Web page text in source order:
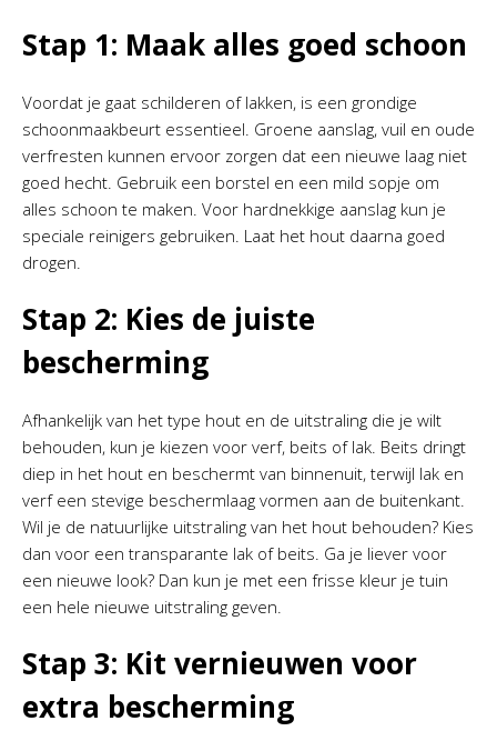
Stap 1: Maak alles goed schoon
Voordat je gaat schilderen of lakken, is een grondige
schoonmaakbeurt essentieel. Groene aanslag, vuil en oude
verfresten kunnen ervoor zorgen dat een nieuwe laag niet
goed hecht. Gebruik een borstel en een mild sopje om
alles schoon te maken. Voor hardnekkige aanslag kun je
speciale reinigers gebruiken. Laat het hout daarna goed
drogen.
Stap 2: Kies de juiste
bescherming
Afhankelijk van het type hout en de uitstraling die je wilt
behouden, kun je kiezen voor verf, beits of lak. Beits dringt
diep in het hout en beschermt van binnenuit, terwijl lak en
verf een stevige beschermlaag vormen aan de buitenkant.
Wil je de natuurlijke uitstraling van het hout behouden? Kies
dan voor een transparante lak of beits. Ga je liever voor
een nieuwe look? Dan kun je met een frisse kleur je tuin
een hele nieuwe uitstraling geven.
Stap 3: Kit vernieuwen voor
extra bescherming